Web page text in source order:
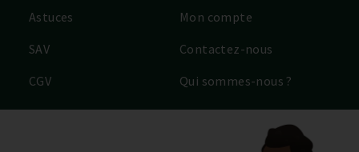
Astuces
SAV
CGV
Mon compte
Contactez-nous
Qui sommes-nous ?